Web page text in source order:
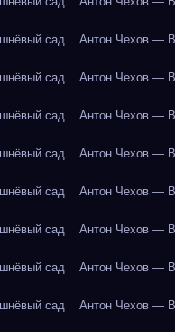
сад Антон Чехов —
сад Антон Чехов —
сад Антон Чехов —
сад Антон Чехов —
сад Антон Чехов —
сад Антон Чехов —
сад Антон Чехов —
сад Антон Чехов —